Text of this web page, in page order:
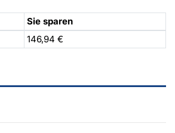
Sie sparen
146,94 €